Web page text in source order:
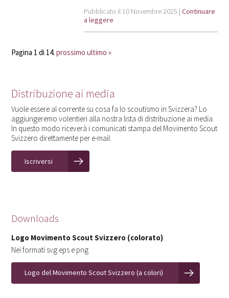
Pubblicato il 10 Novembre 2025 | Continuare
a leggere
Pagina 1 di 14. prossimo ultimo »
Distribuzione ai media
Vuole essere al corrente su cosa fa lo scoutismo in Svizzera? Lo
aggiungeremo volentieri alla nostra lista di distribuzione ai media.
In questo modo riceverà i comunicati stampa del Movimento Scout
Svizzero direttamente per e-mail.
Iscriversi
Downloads
Logo Movimento Scout Svizzero (colorato)
Nei formati svg eps e png
Logo del Movimento Scout Svizzero (a colori)